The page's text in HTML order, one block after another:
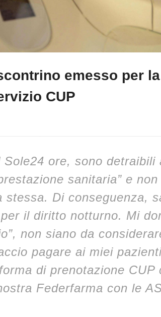
emesso per la
CUP
ore, sono detraibili
sanitaria” e
stessa. Di conseguenza,
il diritto notturno. Mi
non siano da
pagare ai miei
di prenotazione CUP
Federfarma con le